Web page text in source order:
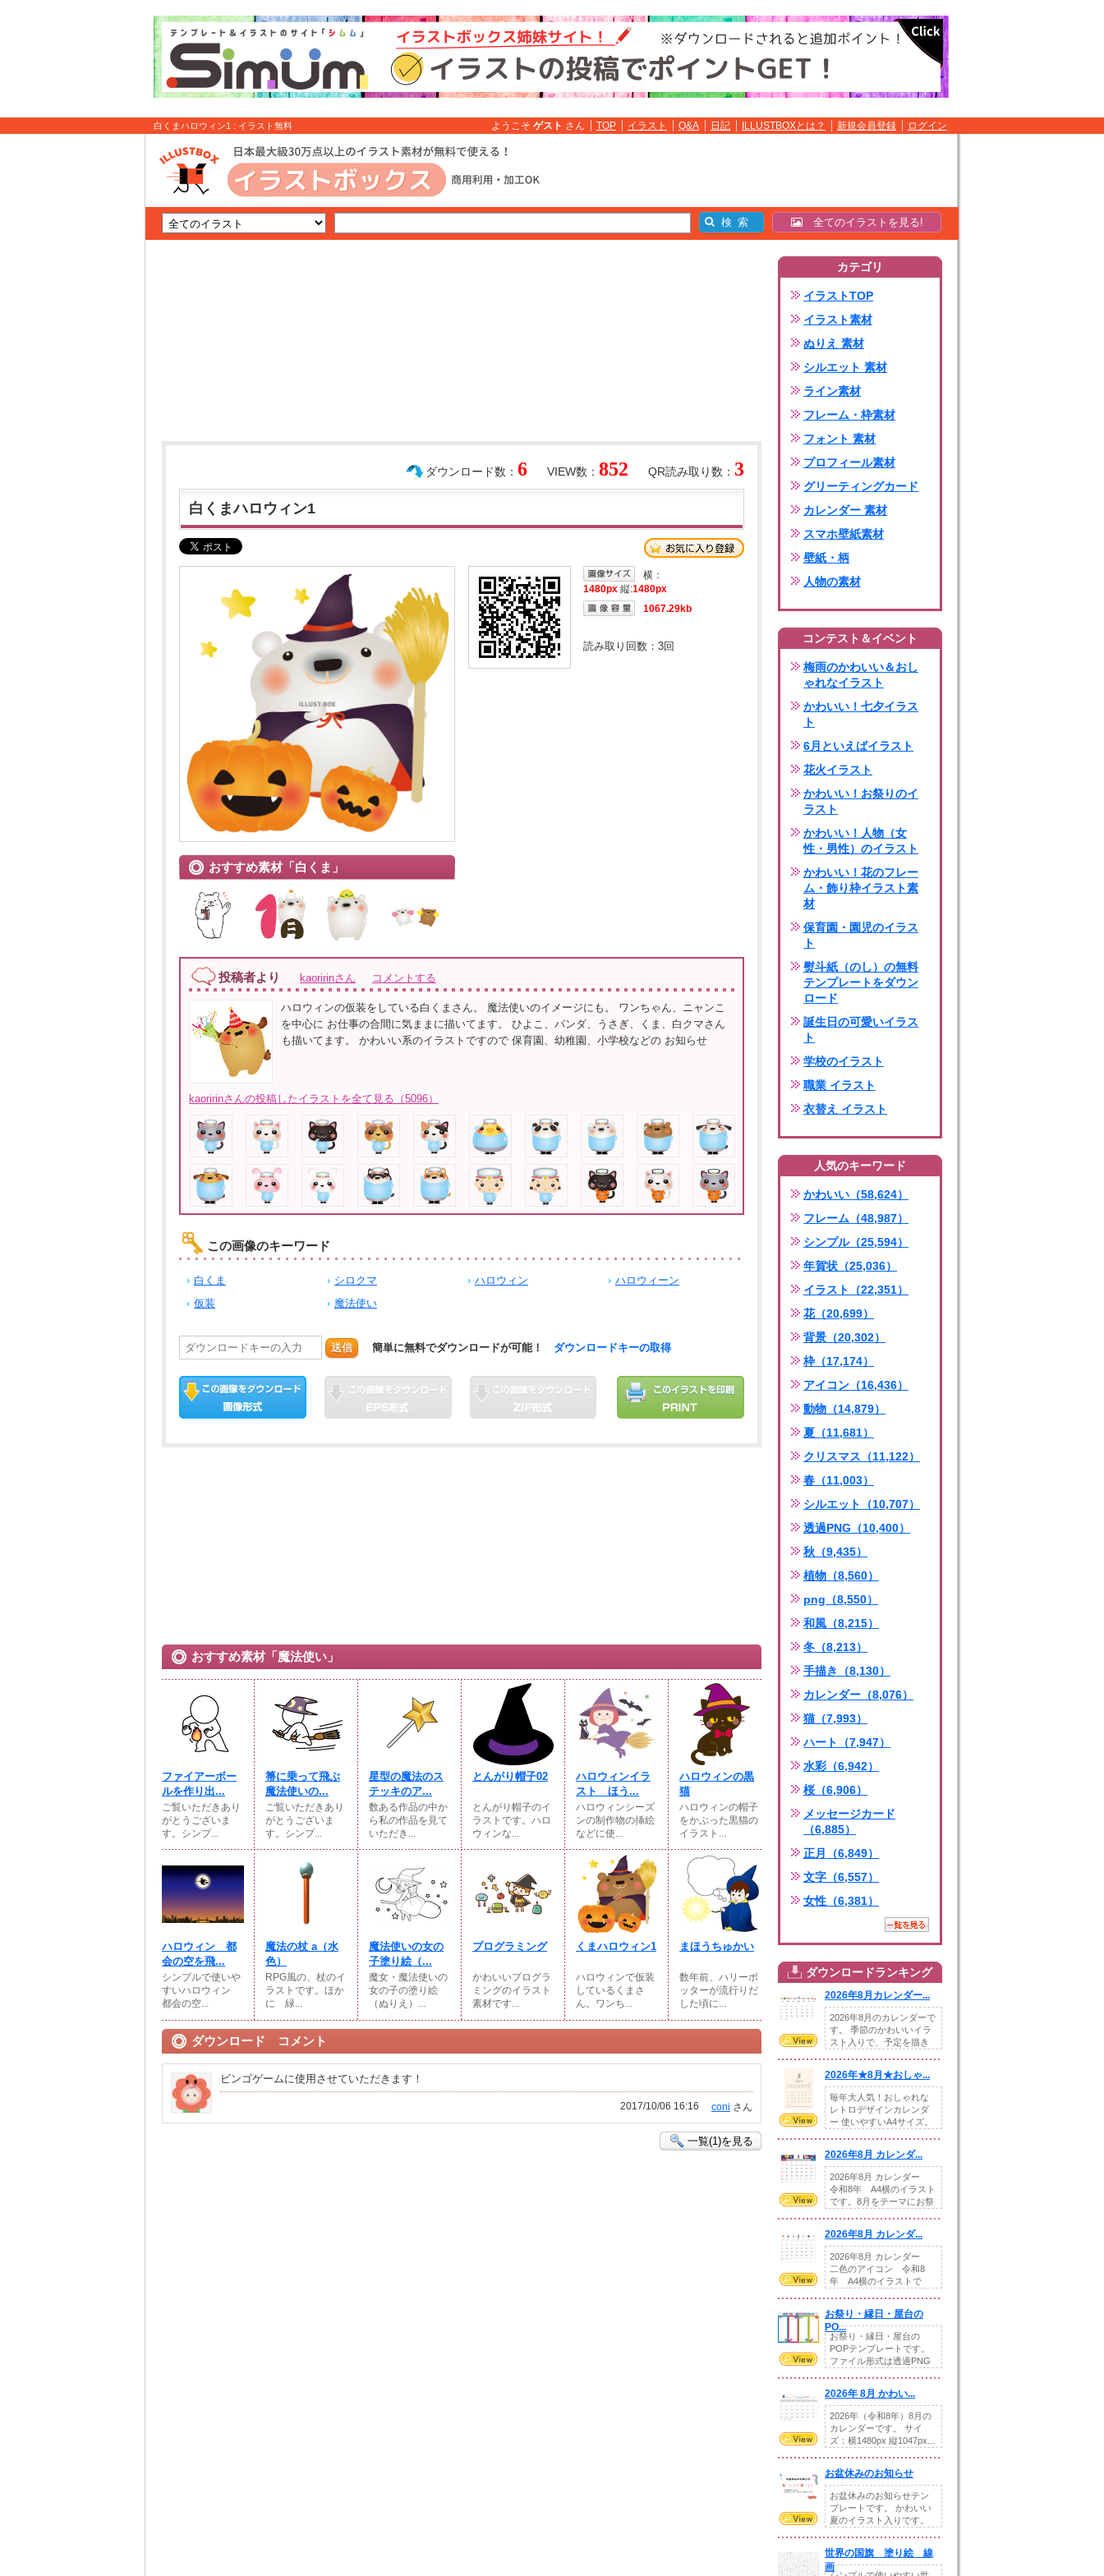
白くまハロウィン1 : イラスト無料 ようこそ ゲスト さん TOP イラスト Q&A 日記 ILLUSTBOXとは？ 新規会員登録 ログイン
全てのイラストを見る!
QR読み取り数： 3
VIEW数： 852
ダウンロード数： 6
白くまハロウィン1
おすすめ素材「白くま」
横：
1480px 縦:1480px
1067.29kb
読み取り回数： 3回
投稿者より kaoririnさん コメントする
ハロウィンの仮装をしている白くまさん。 魔法使いのイメージにも。 ワンちゃん、ニャンこ
を中心に お仕事の合間に気ままに描いてます。 ひよこ、パンダ、うさぎ、くま、白クマさん
も描いてます。 かわいい系のイラストですので 保育園、幼稚園、小学校などの お知らせ
kaoririnさんの投稿したイラストを全て見る（5096）
この画像のキーワード
白くま シロクマ ハロウィン
ハロウィーン
仮装
魔法使い
送信 簡単に無料でダウンロードが可能！ ダウンロードキーの取得
おすすめ素材「魔法使い」
ファイアーボー
ルを作り出...
ご覧いただきあり
がとうございま
す。シンプ...
箒に乗って飛ぶ
魔法使いの...
ご覧いただきあり
がとうございま
す。シンプ...
星型の魔法のス
テッキのア...
数ある作品の中か
ら私の作品を見て
いただき...
とんがり帽子02
とんがり帽子のイ
ラストです。ハロ
ウィンな...
ハロウィンイラ
スト ほう...
ハロウィンシーズ
ンの制作物の挿絵
などに使...
ハロウィンの黒
猫
ハロウィンの帽子
をかぶった黒猫の
イラスト...
ハロウィン 都
会の空を飛...
シンプルで使いや
すいハロウィン
都会の空...
魔法の杖 a（水
色）
RPG風の、杖のイ
ラストです。ほか
に 緑...
魔法使いの女の
子塗り絵（...
魔女・魔法使いの
女の子の塗り絵
（ぬりえ）...
プログラミング
かわいいプログラ
ミングのイラスト
素材です...
くまハロウィン1
ハロウィンで仮装
しているくまさ
ん。ワンち...
まほうちゅかい
数年前、ハリーポ
ッターが流行りだ
した頃に...
ダウンロード コメント
ビンゴゲームに使用させていただきます！
coni さん
2017/10/06 16:16
一覧(1)を見る
カテゴリ
イラストTOP
イラスト素材
ぬりえ 素材
シルエット 素材
ライン素材
フレーム・枠素材
フォント 素材
プロフィール素材
グリーティングカード
カレンダー 素材
スマホ壁紙素材
壁紙・柄
人物の素材
コンテスト＆イベント
梅雨のかわいい＆おし
ゃれなイラスト
かわいい！七夕イラス
ト
6月といえばイラスト
花火イラスト
かわいい！お祭りのイ
ラスト
かわいい！人物（女
性・男性）のイラスト
かわいい！花のフレー
ム・飾り枠イラスト素
材
保育園・園児のイラス
ト
熨斗紙（のし）の無料
テンプレートをダウン
ロード
誕生日の可愛いイラス
ト
学校のイラスト
職業 イラスト
衣替え イラスト
人気のキーワード
かわいい（58,624）
フレーム（48,987）
シンプル（25,594）
年賀状（25,036）
イラスト（22,351）
花（20,699）
背景（20,302）
枠（17,174）
アイコン（16,436）
動物（14,879）
夏（11,681）
クリスマス（11,122）
春（11,003）
シルエット（10,707）
透過PNG（10,400）
秋（9,435）
植物（8,560）
png（8,550）
和風（8,215）
冬（8,213）
手描き（8,130）
カレンダー（8,076）
猫（7,993）
ハート（7,947）
水彩（6,942）
桜（6,906）
メッセージカード
（6,885）
正月（6,849）
文字（6,557）
女性（6,381）
ダウンロードランキング
2026年8月カレンダー...
2026年8月のカレンダーで
す。 季節のかわいいイラ
スト入りで、予定を描き
2026年★8月★おしゃ...
毎年大人気！おしゃれな
レトロデザインカレンダ
ー 使いやすいA4サイズ。
2026年8月 カレンダ...
2026年8月 カレンダー
令和8年 A4横のイラスト
です。8月をテーマにお祭
2026年8月 カレンダ...
2026年8月 カレンダー
二色のアイコン 令和8
年 A4横のイラストで
お祭り・縁日・屋台の
PO...
お祭り・縁日・屋台の
POPテンプレートです。
ファイル形式は透過PNG
2026年 8月 かわい...
2026年（令和8年）8月の
カレンダーです。 サイ
ズ：横1480px 縦1047px...
お盆休みのお知らせ
お盆休みのお知らせテン
プレートです。 かわいい
夏のイラスト入りです。
世界の国旗 塗り絵 線
画